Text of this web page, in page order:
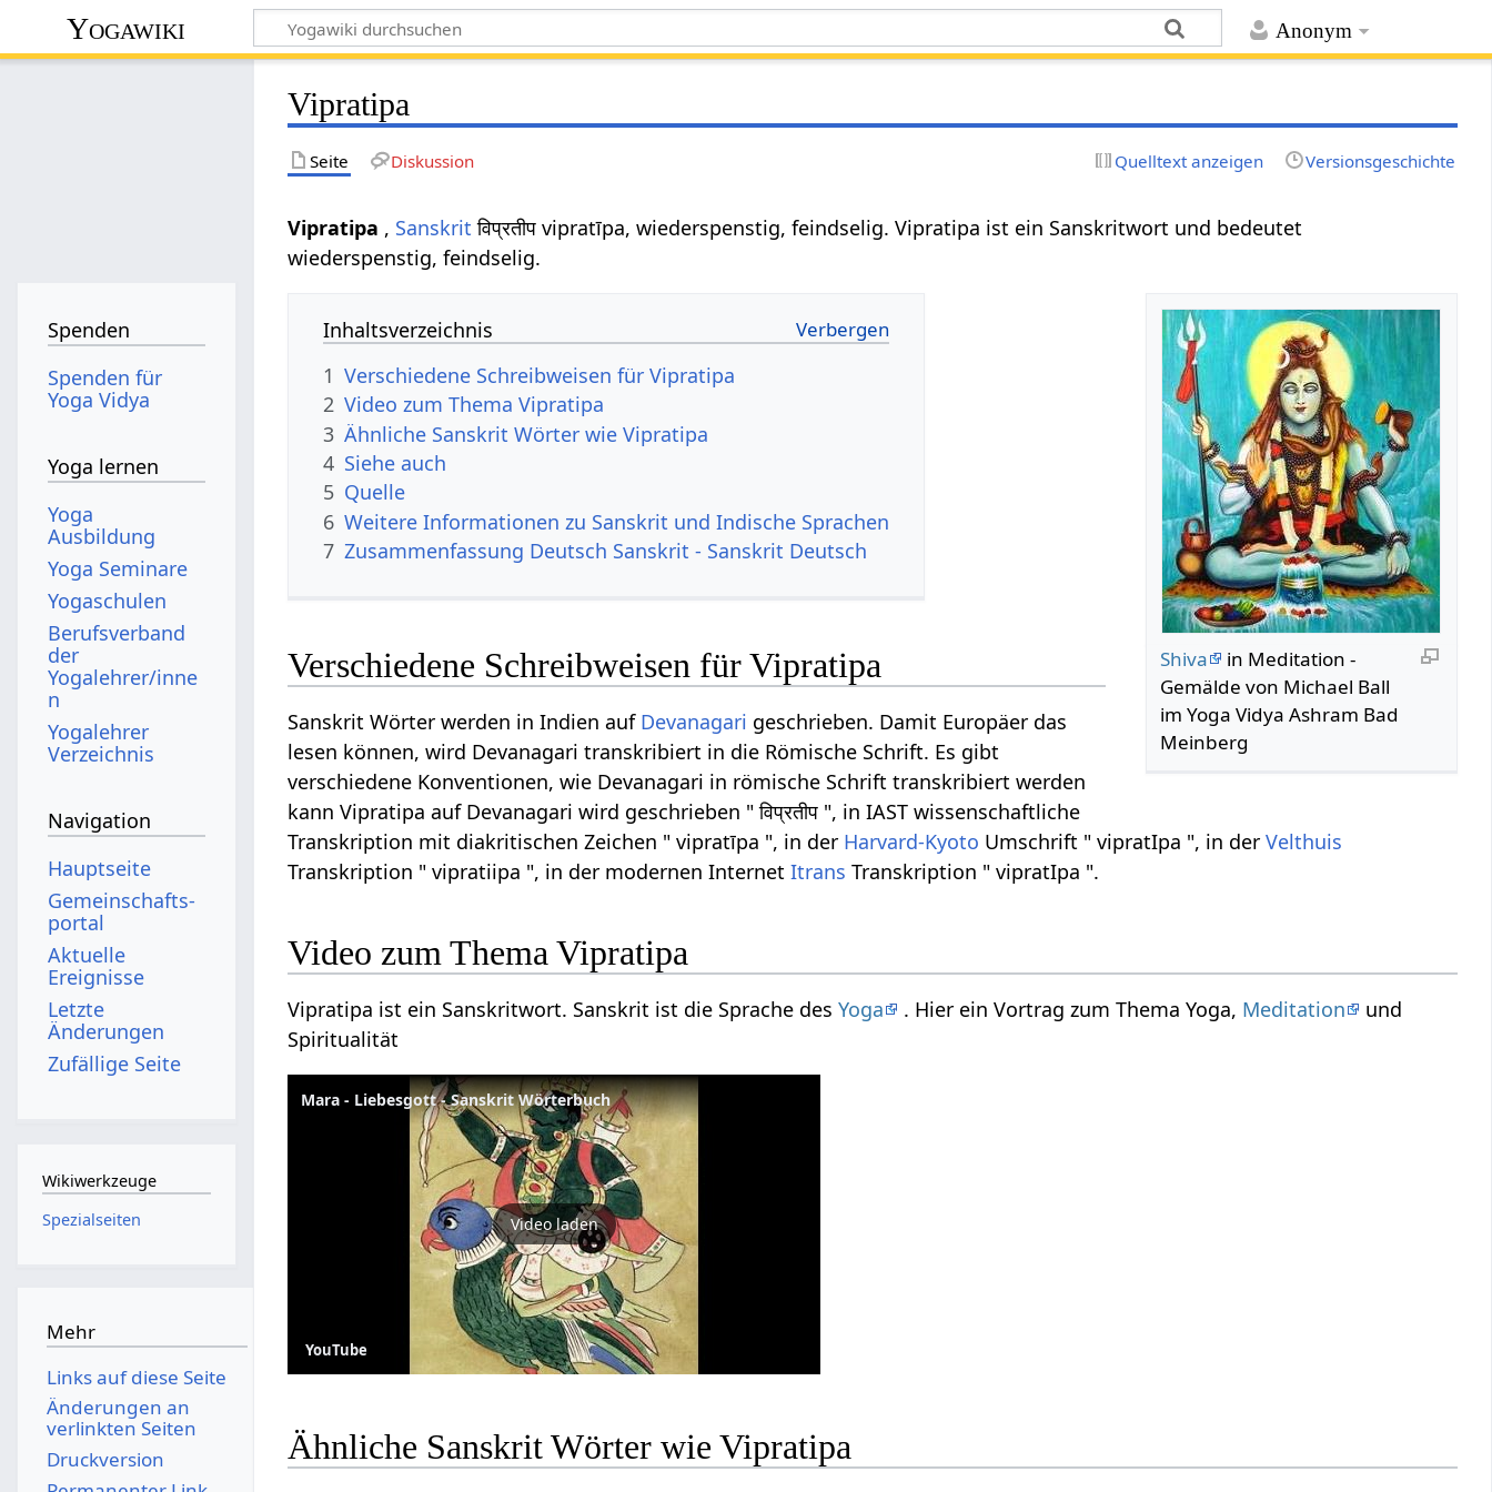
Anonym
Yogawiki
Vipratipa
Seite Diskussion Quelltext anzeigen Versionsgeschichte
Vipratipa , Sanskrit विप्रतीप vipratīpa, wiederspenstig, feindselig. Vipratipa ist ein Sanskritwort und bedeutet
wiederspenstig, feindselig.
Shiva
in Meditation -
Gemälde von Michael Ball
im Yoga Vidya Ashram Bad
Meinberg
Inhaltsverzeichnis
1 Verschiedene Schreibweisen für Vipratipa
2 Video zum Thema Vipratipa
3 Ähnliche Sanskrit Wörter wie Vipratipa
4 Siehe auch
5 Quelle
6 Weitere Informationen zu Sanskrit und Indische Sprachen
7 Zusammenfassung Deutsch Sanskrit - Sanskrit Deutsch
Verschiedene Schreibweisen für Vipratipa
Sanskrit Wörter werden in Indien auf Devanagari geschrieben. Damit Europäer das
lesen können, wird Devanagari transkribiert in die Römische Schrift. Es gibt
verschiedene Konventionen, wie Devanagari in römische Schrift transkribiert werden
kann Vipratipa auf Devanagari wird geschrieben " विप्रतीप ", in IAST wissenschaftliche
Transkription mit diakritischen Zeichen " vipratīpa ", in der Harvard-Kyoto Umschrift " vipratIpa ", in derVelthuis
Transkription " vipratiipa ", in der modernen InternetItrans Transkription " vipratIpa ".
Video zum Thema Vipratipa
Vipratipa ist ein Sanskritwort. Sanskrit ist die Sprache desYoga . Hier ein Vortrag zum Thema Yoga, Meditation
und
Spiritualität
Mara - Liebesgott - Sanskrit Wörterbuch
Video laden
YouTube
Ähnliche Sanskrit Wörter wie Vipratipa
Spenden
Spenden für
Yoga Vidya
Yoga lernen
Yoga
Ausbildung
Yoga Seminare
Yogaschulen
Berufsverband
der
Yogalehrer/inne
n
Yogalehrer
Verzeichnis
Navigation
Hauptseite
Gemeinschafts­
portal
Aktuelle
Ereignisse
Letzte
Änderungen
Zufällige Seite
Wikiwerkzeuge
Spezialseiten
Mehr
Links auf diese Seite
Änderungen an
verlinkten Seiten
Druckversion